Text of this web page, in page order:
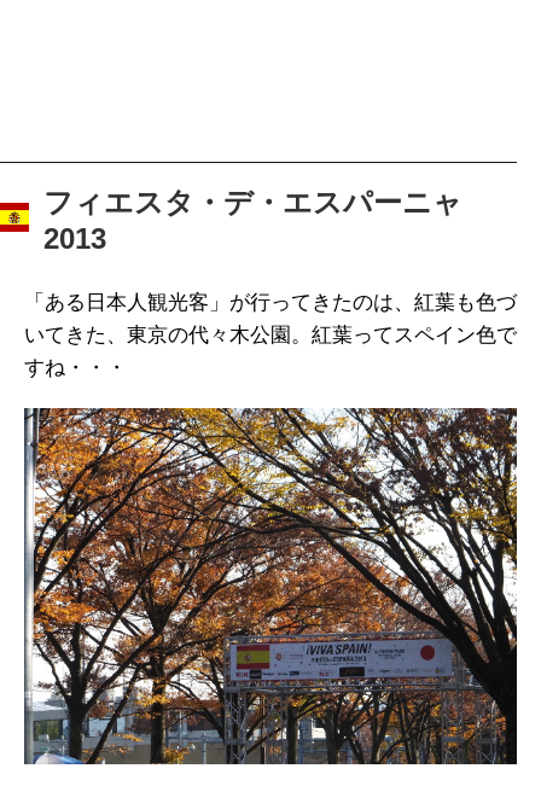
フィエスタ・デ・エスパーニャ
2013
「ある日本人観光客」が行ってきたのは、紅葉も色づ
いてきた、東京の代々木公園。紅葉ってスペイン色で
すね・・・